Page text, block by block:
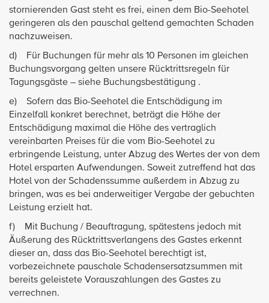
stornierenden Gast steht es frei, einen dem Bio-Seehotel
geringeren als den pauschal geltend gemachten Schaden
nachzuweisen.
d) Für Buchungen für mehr als 10 Personen im gleichen
Buchungsvorgang gelten unsere Rücktrittsregeln für
Tagungsgäste – siehe Buchungsbestätigung .
e) Sofern das Bio-Seehotel die Entschädigung im
Einzelfall konkret berechnet, beträgt die Höhe der
Entschädigung maximal die Höhe des vertraglich
vereinbarten Preises für die vom Bio-Seehotel zu
erbringende Leistung, unter Abzug des Wertes der von dem
Hotel ersparten Aufwendungen. Soweit zutreffend hat das
Hotel von der Schadenssumme außerdem in Abzug zu
bringen, was es bei anderweitiger Vergabe der gebuchten
Leistung erzielt hat.
f) Mit Buchung / Beauftragung, spätestens jedoch mit
Äußerung des Rücktrittsverlangens des Gastes erkennt
dieser an, dass das Bio-Seehotel berechtigt ist,
vorbezeichnete pauschale Schadensersatzsummen mit
bereits geleistete Vorauszahlungen des Gastes zu
verrechnen.